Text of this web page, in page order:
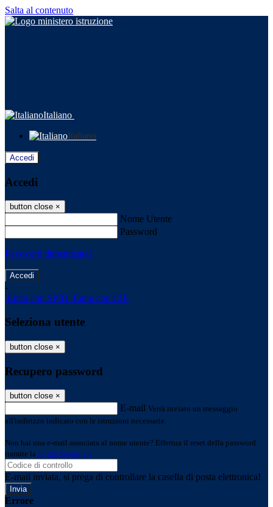
Salta al contenuto
Italiano
Italiano
Accedi
Accedi
button close ×
Nome Utente
Password
Password dimenticata?
-
Entra con SPID Entra con CIE
Seleziona utente
button close ×
Recupero password
button close ×
E-mail Verrà inviato un messaggio
all'indirizzo indicato con le istruzioni necessarie.
Non hai una e-mail associata al nome utente? Effettua il reset della password
tramite la Login Spaggiari
E-mail inviata, si prega di controllare la casella di posta elettronica!
Errore